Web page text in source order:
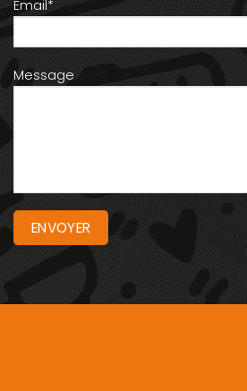
Email*
Message